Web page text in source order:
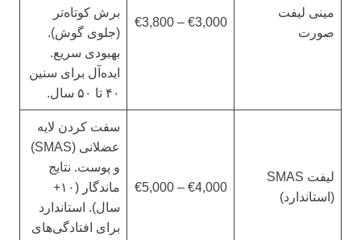
مینی لیفت
صورت
€3,000 – €3,800
برش کوتاه‌تر
(جلوی گوش).
بهبودی سریع.
ایده‌آل برای سنین
۴۰ تا ۵۰ سال.
لیفت SMAS
(استاندارد)
€4,000 – €5,000
سفت کردن لایه
عضلانی (SMAS)
و پوست. نتایج
ماندگار (۱۰+
سال). استاندارد
برای افتادگی‌های